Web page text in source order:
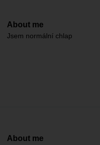
About me
Jsem normální chlap
About me